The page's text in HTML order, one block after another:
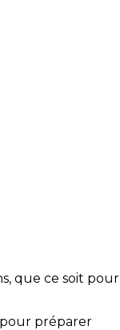
que ce soit pour
préparer